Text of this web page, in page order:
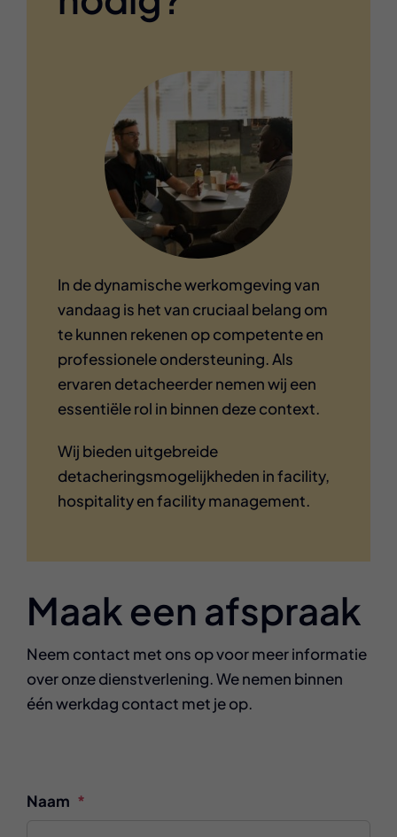
In de dynamische werkomgeving van
vandaag is het van cruciaal belang om
te kunnen rekenen op competente en
professionele ondersteuning. Als
ervaren detacheerder nemen wij een
essentiële rol in binnen deze context.
Wij bieden uitgebreide
detacheringsmogelijkheden in facility,
hospitality en facility management.
Maak een afspraak
Neem contact met ons op voor meer informatie
over onze dienstverlening. We nemen binnen
één werkdag contact met je op.
Naam *